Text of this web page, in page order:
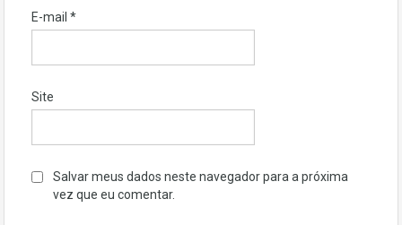
E-mail *
Site
Salvar meus dados neste navegador para a próxima
vez que eu comentar.